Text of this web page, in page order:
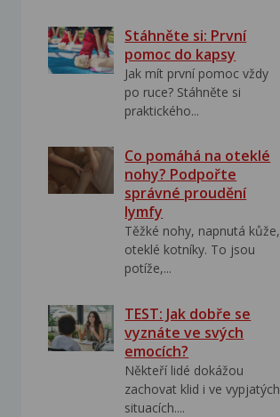
Stáhněte si: První
pomoc do kapsy
Jak mít první pomoc vždy
po ruce? Stáhněte si
praktického...
Co pomáhá na oteklé
nohy? Podpořte
správné proudění
lymfy
Těžké nohy, napnutá kůže,
oteklé kotníky. To jsou
potíže,...
TEST: Jak dobře se
vyznáte ve svých
emocích?
Někteří lidé dokážou
zachovat klid i ve vypjatých
situacích....